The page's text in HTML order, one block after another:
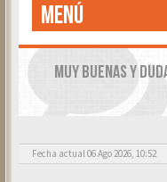
MENÚ
MUY BUENAS Y
Fecha actual 06 Ago 2026, 10:52